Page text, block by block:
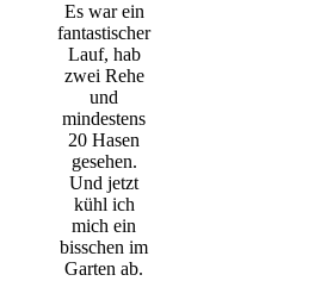
Es war ein
fantastischer
Lauf, hab
zwei Rehe
und
mindestens
20 Hasen
gesehen.
Und jetzt
kühl ich
mich ein
bisschen im
Garten ab.